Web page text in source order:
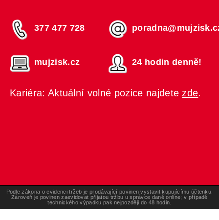
377 477 728
mujzisk.cz 24 hodin denně!
Kariéra: Aktuální volné pozice najdete zde.
Podle zákona o evidenci tržeb je prodávající povinen vystavit kupujícímu účtenku.
Zároveň je povinen zaevidovat přijatou tržbu u správce daně online; v případě
technického výpadku pak nejpozději do 48 hodin.